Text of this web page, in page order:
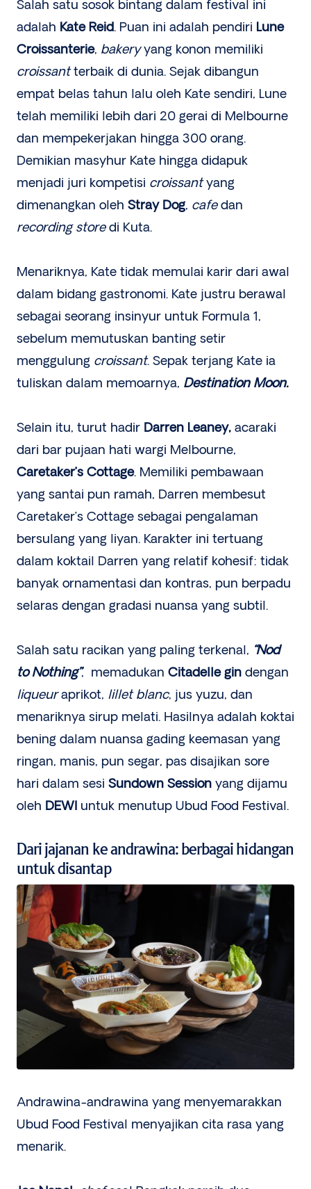
Salah satu sosok bintang dalam festival ini
adalah Kate Reid. Puan ini adalah pendiri Lune
Croissanterie, bakeryyang konon memiliki
croissantterbaik di dunia. Sejak dibangun
empat belas tahun lalu oleh Kate sendiri, Lune
telah memiliki lebih dari 20 gerai di Melbourne
dan mempekerjakan hingga 300 orang.
Demikian masyhur Kate hingga didapuk
menjadi juri kompetisi croissantyang
dimenangkan oleh Stray Dog, cafedan
recording storedi Kuta.
Menariknya, Kate tidak memulai karir dari awal
dalam bidang gastronomi. Kate justru berawal
sebagai seorang insinyur untuk Formula 1,
sebelum memutuskan banting setir
menggulung croissant. Sepak terjang Kate ia
tuliskan dalam memoarnya, Destination Moon.
Selain itu, turut hadir Darren Leaney, acaraki
dari bar pujaan hati wargi Melbourne,
Caretaker’s Cottage. Memiliki pembawaan
yang santai pun ramah, Darren membesut
Caretaker’s Cottage sebagai pengalaman
bersulang yang liyan. Karakter ini tertuang
dalam koktail Darren yang relatif kohesif: tidak
banyak ornamentasi dan kontras, pun berpadu
selaras dengan gradasi nuansa yang subtil.
Salah satu racikan yang paling terkenal, “Nod
to Nothing”, memadukan Citadelle gin dengan
liqueuraprikot, lillet blanc, jus yuzu, dan
menariknya sirup melati. Hasilnya adalah koktai
bening dalam nuansa gading keemasan yang
ringan, manis, pun segar, pas disajikan sore
hari dalam sesi Sundown Session yang dijamu
oleh DEWI untuk menutup Ubud Food Festival.
Dari jajanan ke andrawina: berbagai hidangan
untuk disantap
Andrawina-andrawina yang menyemarakkan
Ubud Food Festival menyajikan cita rasa yang
menarik.